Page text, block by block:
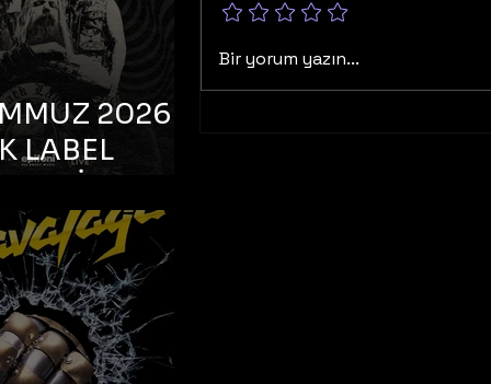
Bir yorum yazın...
2026 –
LABEL
– İstanbul,
Park